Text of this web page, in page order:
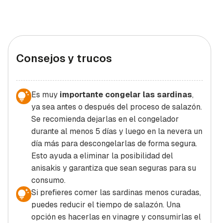
Consejos y trucos
Es muy importante congelar las sardinas,
ya sea antes o después del proceso de salazón.
Se recomienda dejarlas en el congelador
durante al menos 5 días y luego en la nevera un
día más para descongelarlas de forma segura.
Esto ayuda a eliminar la posibilidad del
anisakis y garantiza que sean seguras para su
consumo.
Si prefieres comer las sardinas menos curadas,
puedes reducir el tiempo de salazón. Una
opción es hacerlas en vinagre y consumirlas el